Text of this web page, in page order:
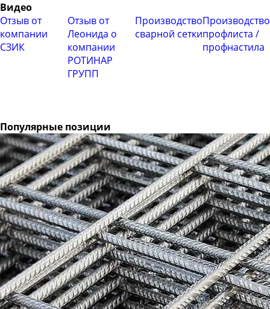
Видео
Отзыв от
компании
СЗИК
Отзыв от
Леонида о
компании
РОТИНАР
ГРУПП
Производство
сварной сетки
Производство
профлиста /
профнастила
Популярные позиции